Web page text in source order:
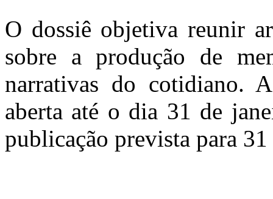
O dossiê objetiva reunir
sobre a produção de
narrativas do cotidiano.
aberta até o dia 31 de
publicação prevista para